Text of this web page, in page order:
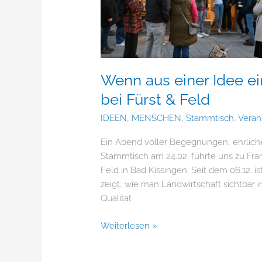
Wenn aus einer Idee
bei Fürst & Feld
IDEEN, MENSCHEN,Stammtisch,
Ein Abend voller Begegnungen,
Stammtisch am 24.02. führte uns zu
Feld in Bad Kissingen. Seit dem 06.12.
zeigt, wie man Landwirtschaft sichtbar
Qualität
Weiterlesen »